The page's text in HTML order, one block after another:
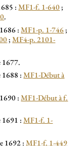
:MF1-f. 1-640;
.
:MF1-p. 1-746;
;MF4-p. 2101-
1677.
1688 :MF1-Début à
:MF1-Début à f.
1691 :MF1-f. 1-
1692 :MF1-f. 1-449